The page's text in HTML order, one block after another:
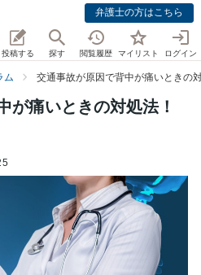
弁護士の方はこちら
投稿する 探す 閲覧履歴 マイリスト ログイン
ム 交通事故が原因で背中が痛いときの
が痛いときの対処法！